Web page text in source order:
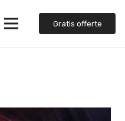
Gratis offerte